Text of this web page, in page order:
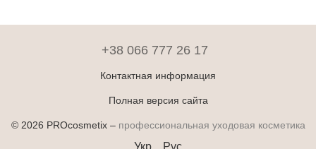
+38 066 777 26 17
Контактная информация
Полная версия сайта
© 2026 PROcosmetix – профессиональная уходовая косметика
Укр Рус